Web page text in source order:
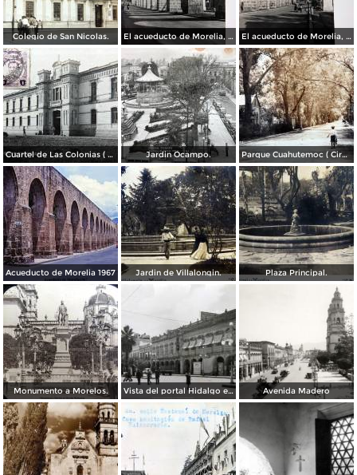
Colegio de San Nicolas. El acueducto de Morelia, Michoacán El acueducto de Morelia, Michoacán
Cuartel de Las Colonias ( Circulada el 1 de Abril de 1921 ). Jardin Ocampo. Parque Cuahutemoc ( Circulada el 24 de Junio de 1938 ).
Acueducto de Morelia 1967 Jardin de Villalongin. Plaza Principal.
Monumento a Morelos. Vista del portal Hidalgo en Morelia Michoacán ( Circulada el 6 de Abril de 1957 ). Avenida Madero